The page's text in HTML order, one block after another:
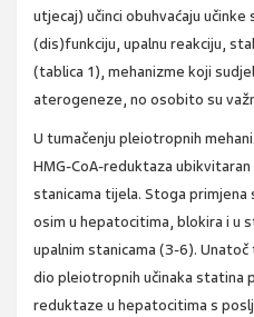
utjecaj) učinci obuhvaćaju
(dis)funkciju, upalnu reakciju,
(tablica 1), mehanizme koji
aterogeneze, no osobito su
U tumačenju pleiotropnih
HMG-CoA-reduktaza
stanicama tijela. Stoga primjena
osim u hepatocitima, blokira i u
upalnim stanicama (3-6).
dio pleiotropnih učinaka statina
reduktaze u hepatocitima s